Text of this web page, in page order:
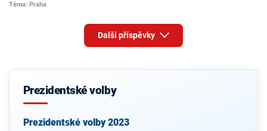
Téma: Praha
Další příspěvky
Prezidentské volby
Prezidentské volby 2023